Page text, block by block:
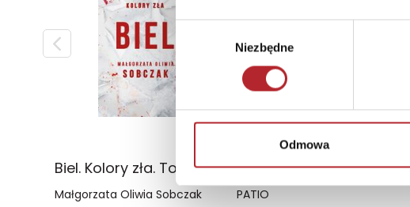
Niezbędne
Odmowa
Biel. Kolory zła. Tom 3 wyd. 2025
Małgorzata Oliwia Sobczak PATIO